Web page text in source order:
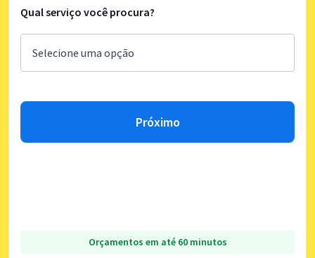
Qual serviço você procura?
Próximo
Orçamentos em até 60 minutos